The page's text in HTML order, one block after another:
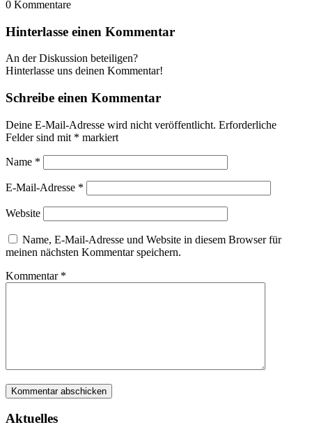
0 Kommentare
Hinterlasse einen Kommentar
An der Diskussion beteiligen?
Hinterlasse uns deinen Kommentar!
Schreibe einen Kommentar
Deine E-Mail-Adresse wird nicht veröffentlicht. Erforderliche
Felder sind mit * markiert
Name *
E-Mail-Adresse *
Website
Name, E-Mail-Adresse und Website in diesem Browser für
meinen nächsten Kommentar speichern.
Kommentar *
Aktuelles